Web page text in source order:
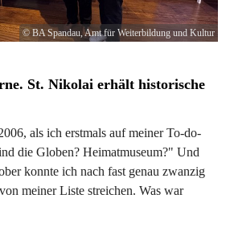
© BA Spandau, Amt für Weiterbildung und Kultur
St. Nikolai erhält historische
als ich erstmals auf meiner To-do-
die Globen? Heimatmuseum?" Und
konnte ich nach fast genau zwanzig
meiner Liste streichen. Was war